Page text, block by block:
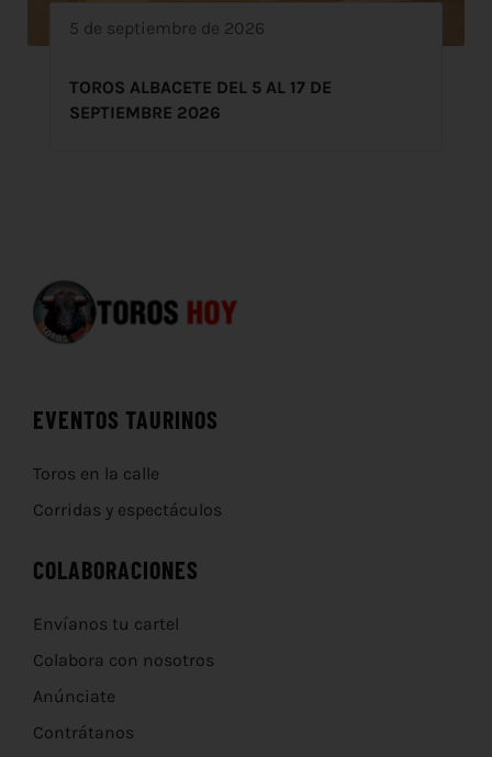
5 de septiembre de 2026
TOROS ALBACETE DEL 5 AL 17 DE
SEPTIEMBRE 2026
EVENTOS TAURINOS
Toros en la calle
Corridas y espectáculos
COLABORACIONES
Envíanos tu cartel
Colabora con nosotros
Anúnciate
Contrátanos